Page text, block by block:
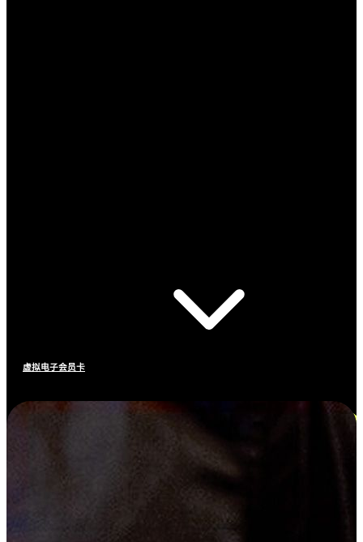
虚拟电子会员卡